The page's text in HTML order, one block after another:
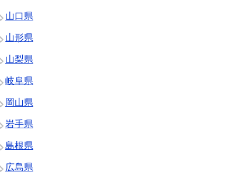
山口県
山形県
山梨県
岐阜県
岡山県
岩手県
島根県
広島県